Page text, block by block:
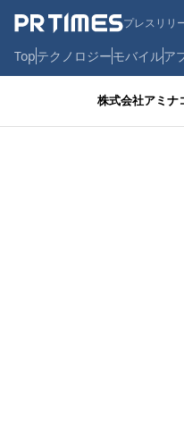
プレスリリ
Topテクノロジーモバイルア
株式会社アミナ